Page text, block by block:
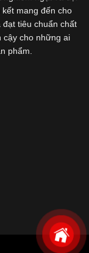
mang đến cho
tiêu chuẩn chất
cậy cho những ai
phẩm.